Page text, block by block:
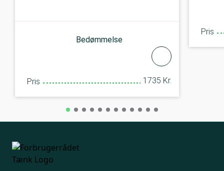
Bedømmelse
Pris 1735 Kr.
Pris